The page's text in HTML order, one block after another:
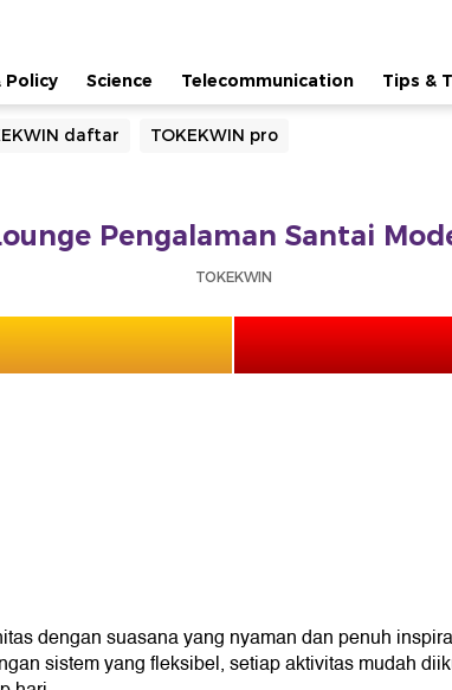
Policy Science Telecommunication Tips &
daftar TOKEKWIN pro
Pengalaman Santai
TOKEKWIN
dengan suasana yang nyaman dan penuh
sistem yang fleksibel, setiap aktivitas mudah